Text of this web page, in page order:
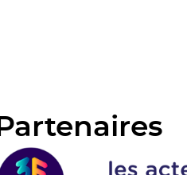
Partenaires